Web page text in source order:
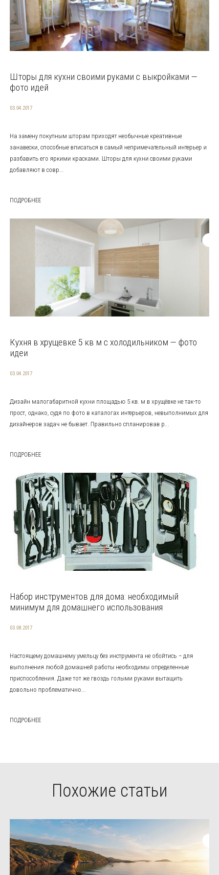
Шторы для кухни своими руками с выкройками —
фото идей
03.04.2017
На замену покупным шторам приходят необычные креативные
занавески, способные вписаться в самый непримечательный интерьер и
разбавить его яркими красками. Шторы для кухни своими руками
добавляют в совр...
ПОДРОБНЕЕ
Кухня в хрущевке 5 кв м с холодильником — фото
идеи
03.04.2017
Дизайн малогабаритной кухни площадью 5 кв. м в хрущёвке не так-то
прост, однако, судя по фото в каталогах интерьеров, невыполнимых для
дизайнеров задач не бывает. Правильно спланировав р...
ПОДРОБНЕЕ
Набор инструментов для дома: необходимый
минимум для домашнего использования
03.08.2017
Настоящему домашнему умельцу без инструмента не обойтись – для
выполнения любой домашней работы необходимы определенные
приспособления. Даже тот же гвоздь голыми руками вытащить
довольно проблематично...
ПОДРОБНЕЕ
Похожие статьи